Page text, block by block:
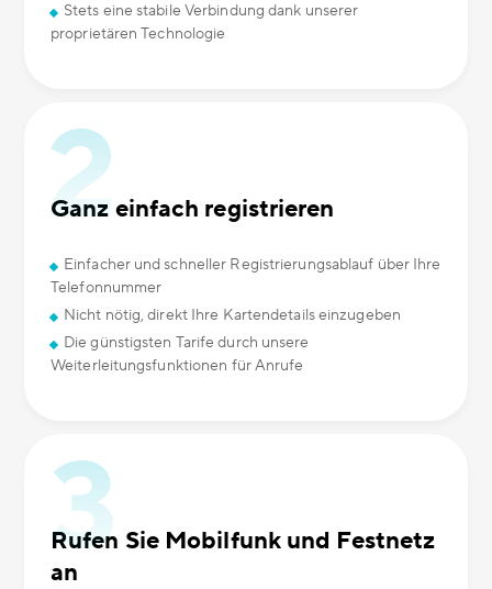
Stets eine stabile Verbindung dank unserer
proprietären Technologie
Ganz einfach registrieren
Einfacher und schneller Registrierungsablauf über Ihre
Telefonnummer
Nicht nötig, direkt Ihre Kartendetails einzugeben
Die günstigsten Tarife durch unsere
Weiterleitungsfunktionen für Anrufe
Rufen Sie Mobilfunk und Festnetz
an